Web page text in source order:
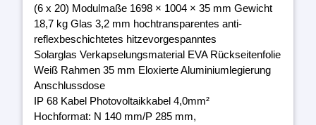
(6 x 20) Modulmaße 1698 × 1004 × 35 mm Gewicht
18,7 kg Glas 3,2 mm hochtransparentes anti-
reflexbeschichtetes hitzevorgespanntes
Solarglas Verkapselungsmaterial EVA Rückseitenfolie
Weiß Rahmen 35 mm Eloxierte Aluminiumlegierung
Anschlussdose
IP 68 Kabel Photovoltaikkabel 4,0mm²
Hochformat: N 140 mm/P 285 mm,